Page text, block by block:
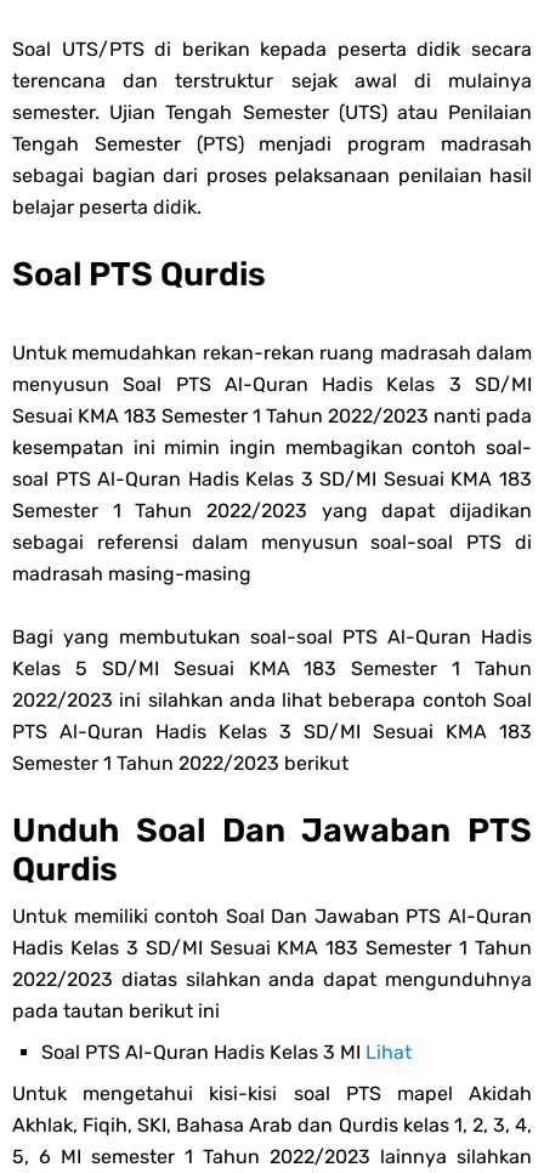
Soal UTS/PTS di berikan kepada peserta didik secara
terencana dan terstruktur sejak awal di mulainya
semester. Ujian Tengah Semester (UTS) atau Penilaian
Tengah Semester (PTS) menjadi program madrasah
sebagai bagian dari proses pelaksanaan penilaian hasil
belajar peserta didik.
Soal PTS Qurdis
Untuk memudahkan rekan-rekan ruang madrasah dalam
menyusunSoal PTS Al-Quran Hadis Kelas 3 SD/MI
Sesuai KMA 183 Semester 1 Tahun 2022/2023 nanti pada
kesempatan ini mimin ingin membagikan contoh soal-
soal PTS Al-Quran Hadis Kelas 3 SD/MI Sesuai KMA 183
Semester 1 Tahun 2022/2023 yang dapat dijadikan
sebagai referensi dalam menyusun soal-soal PTS di
madrasah masing-masing
Bagi yang membutukan soal-soal PTS Al-Quran Hadis
Kelas 5 SD/MI Sesuai KMA 183 Semester 1 Tahun
2022/2023 ini silahkan anda lihat beberapa contoh Soal
PTS Al-Quran Hadis Kelas 3 SD/MI Sesuai KMA 183
Semester 1 Tahun 2022/2023 berikut
Unduh Soal Dan Jawaban PTS
Qurdis
Untuk memiliki contoh Soal Dan Jawaban PTS Al-Quran
Hadis Kelas 3 SD/MI Sesuai KMA 183 Semester 1 Tahun
2022/2023 diatas silahkan anda dapat mengunduhnya
pada tautan berikut ini
Soal PTS Al-Quran Hadis Kelas 3 MI Lihat
Untuk mengetahui kisi-kisi soal PTS mapel Akidah
Akhlak, Fiqih, SKI, Bahasa Arab dan Qurdis kelas 1, 2, 3, 4,
5, 6 MI semester 1 Tahun 2022/2023 lainnya silahkan